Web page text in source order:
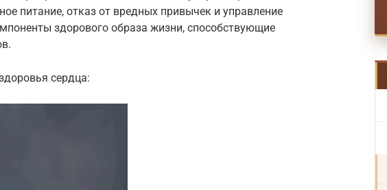
питание, отказ от вредных привычек и управление
здорового образа жизни, способствующие
сердца: